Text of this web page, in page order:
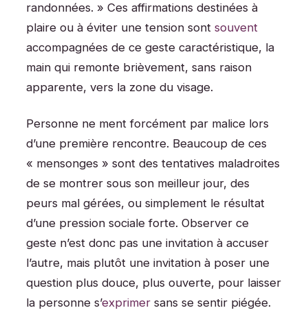
randonnées. » Ces affirmations destinées à
plaire ou à éviter une tension sont souvent
accompagnées de ce geste caractéristique, la
main qui remonte brièvement, sans raison
apparente, vers la zone du visage.
Personne ne ment forcément par malice lors
d’une première rencontre. Beaucoup de ces
« mensonges » sont des tentatives maladroites
de se montrer sous son meilleur jour, des
peurs mal gérées, ou simplement le résultat
d’une pression sociale forte. Observer ce
geste n’est donc pas une invitation à accuser
l’autre, mais plutôt une invitation à poser une
question plus douce, plus ouverte, pour laisser
la personne s’exprimer sans se sentir piégée.